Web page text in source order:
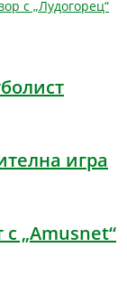
с „Лудогорец“
игра
с „Amusnet“